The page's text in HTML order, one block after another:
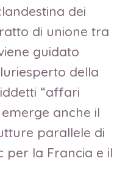
dei
di unione tra
guidato
della
“affari
anche il
parallele di
per la Francia e il